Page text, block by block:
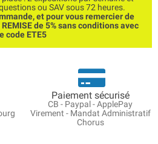
ou SAV sous 72 heures.
et pour vous remercier de
de 5% sans conditions avec
code ETE5
Paiement sécurisé
CB - Paypal - ApplePay
Virement - Mandat Administratif
Chorus